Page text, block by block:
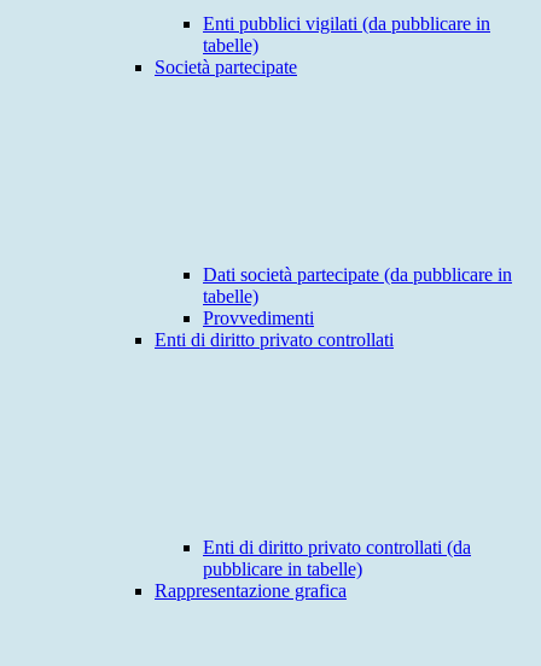
Enti pubblici vigilati (da pubblicare in
tabelle)
Società partecipate
Dati società partecipate (da pubblicare in
tabelle)
Provvedimenti
Enti di diritto privato controllati
Enti di diritto privato controllati (da
pubblicare in tabelle)
Rappresentazione grafica